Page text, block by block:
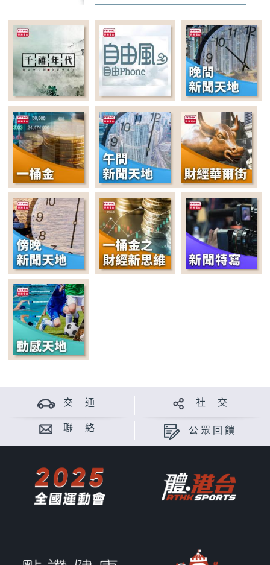
18:20-19:00
旅遊樂園
19:00-20:00
一台運動會
20:00-20:30
古今風雲人物
20:30-21:00
閱食悅知味
21:00-22:00
《我們一直都在說故
事》
22:00-22:20
晚間新聞天地
22:20-00:00
What's Up Bro
交 通 社 交
聯 絡 公眾回饋